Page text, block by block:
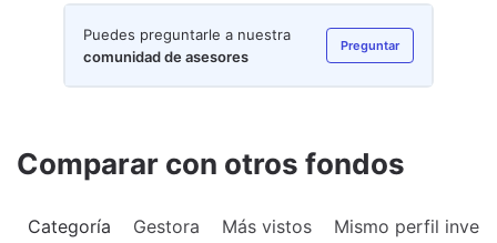
Puedes preguntarle a nuestra
comunidad de asesores
Preguntar
Comparar con otros fondos
Categoría Gestora Más vistos Mismo perfil